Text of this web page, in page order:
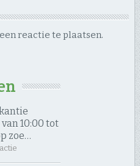
reactie te plaatsen.
10:00 tot
zoe…